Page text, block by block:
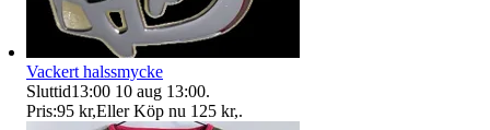
Vackert halssmycke
Sluttid13:00 10 aug 13:00.
Pris:95 kr,Eller Köp nu 125 kr,.